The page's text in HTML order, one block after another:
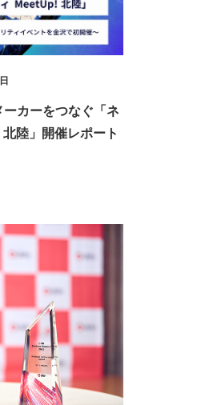
カーをつなぐ「ネ
陸」開催レポート